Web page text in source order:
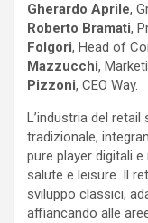
Gherardo Aprile,
Roberto Bramati,
Folgori, Head of
Mazzucchi,
Pizzoni, CEO Way.
L’industria del
tradizionale,
pure player digitali
salute e leisure. Il
sviluppo classici,
affiancando alle